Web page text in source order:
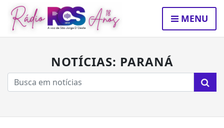
MENU
NOTÍCIAS: PARANÁ